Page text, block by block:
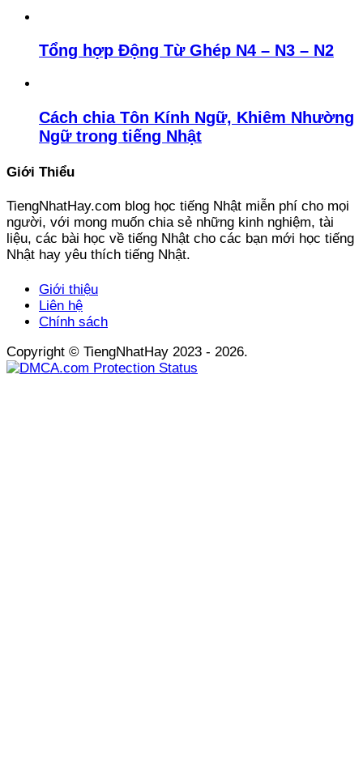
Tổng hợp Động Từ Ghép N4 – N3 – N2
Cách chia Tôn Kính Ngữ, Khiêm Nhường
Ngữ trong tiếng Nhật
Giới Thiểu
TiengNhatHay.com blog học tiếng Nhật miễn phí cho mọi
người, với mong muốn chia sẻ những kinh nghiệm, tài
liệu, các bài học về tiếng Nhật cho các bạn mới học tiếng
Nhật hay yêu thích tiếng Nhật.
Giới thiệu
Liên hệ
Chính sách
Copyright © TiengNhatHay 2023 - 2026.